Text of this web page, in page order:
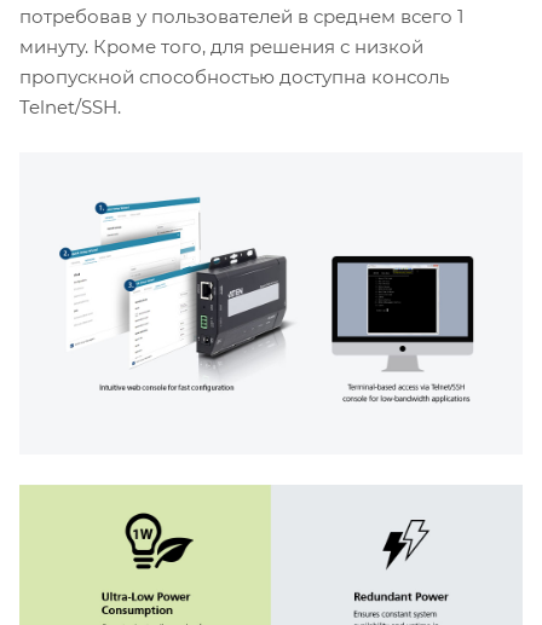
потребовав у пользователей в среднем всего 1
минуту. Кроме того, для решения с низкой
пропускной способностью доступна консоль
Telnet/SSH.